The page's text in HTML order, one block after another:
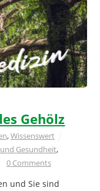
Gehölz
,Wissenswert
Gesundheit,
0 Comments
und Sie sind